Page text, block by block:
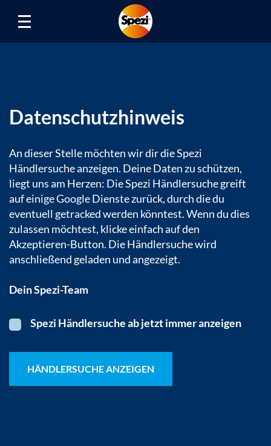
Datenschutzhinweis
An dieser Stelle möchten wir dir die Spezi
Händlersuche anzeigen. Deine Daten zu schützen,
liegt uns am Herzen: Die Spezi Händlersuche greift
auf einige Google Dienste zurück, durch die du
eventuell getracked werden könntest. Wenn du dies
zulassen möchtest, klicke einfach auf den
Akzeptieren-Button. Die Händlersuche wird
anschließend geladen und angezeigt.
Dein Spezi-Team
Spezi Händlersuche ab jetzt immer anzeigen
HÄNDLERSUCHE ANZEIGEN